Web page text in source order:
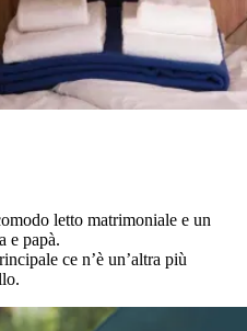
letto matrimoniale e un
e papà.
ce n’è un’altra più